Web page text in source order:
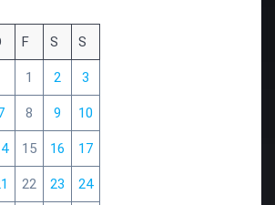
F S S
1 2 3
8 9 10
15 16 17
22 23 24